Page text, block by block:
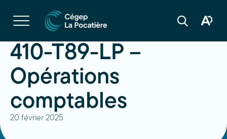
Ouvrir
la
navigation
site
Ouvrir
Ouvrir
410-T89-LP –
Opérations
comptables
20 février 2025